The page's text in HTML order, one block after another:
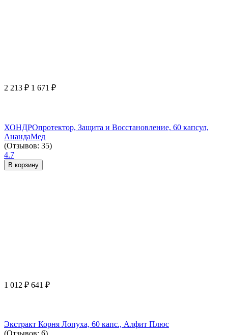
2 213 ₽ 1 671 ₽
ХОНДРОпротектор, Защита и Восстановление, 60 капсул,
АнандаМед
(Отзывов: 35)
4.7
В корзину
1 012 ₽ 641 ₽
Экстракт Корня Лопуха, 60 капс., Алфит Плюс